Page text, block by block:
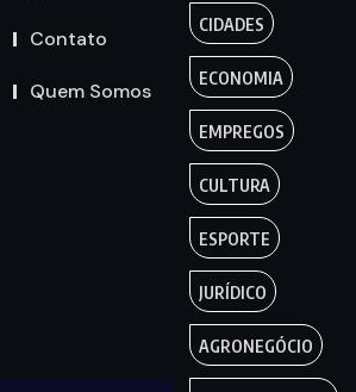
Contato
Quem Somos
CIDADES
ECONOMIA
EMPREGOS
CULTURA
ESPORTE
JURÍDICO
AGRONEGÓCIO